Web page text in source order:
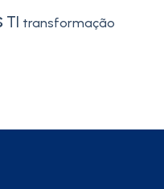
TI transformação